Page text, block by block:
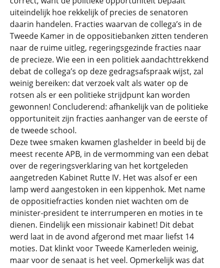
uiteindelijk hoe rekkelijk of precies de senatoren
daarin handelen. Fracties waarvan de collega’s in de
Tweede Kamer in de oppositiebanken zitten tenderen
naar de ruime uitleg, regeringsgezinde fracties naar
de precieze. Wie een in een politiek aandachttrekkend
debat de collega’s op deze gedragsafspraak wijst, zal
weinig bereiken: dat verzoek valt als water op de
rotsen als er een politieke strijdpunt kan worden
gewonnen! Concluderend: afhankelijk van de politieke
opportuniteit zijn fracties aanhanger van de eerste of
de tweede school.
Deze twee smaken kwamen glashelder in beeld bij de
meest recente APB, in de vermomming van een debat
over de regeringsverklaring van het kortgeleden
aangetreden Kabinet Rutte IV. Het was alsof er een
lamp werd aangestoken in een kippenhok. Met name
de oppositiefracties konden niet wachten om de
minister-president te interrumperen en moties in te
dienen. Eindelijk een missionair kabinet! Dit debat
werd laat in de avond afgerond met maar liefst 14
moties. Dat klinkt voor Tweede Kamerleden weinig,
maar voor de senaat is het veel. Opmerkelijk was dat